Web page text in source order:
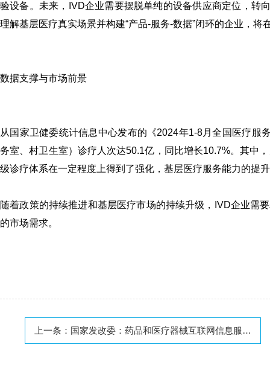
验设备。未来，IVD企业需要摆脱单纯的设备供应商定位，转
理解基层医疗真实场景并构建“产品-服务-数据”闭环的企业，
数据支撑与市场前景
从国家卫健委统计信息中心发布的《2024年1-8月全国医疗服
务室、村卫生室）诊疗人次达50.1亿，同比增长10.7%。其中
级诊疗体系在一定程度上得到了强化，基层医疗服务能力的提
随着政策的持续推进和基层医疗市场的持续升级，IVD企业需
的市场需求。
上一条： 国家发改委：药品和医疗器械互联网信息服务、药品批零单位筹建等市场准入限制进一步放宽